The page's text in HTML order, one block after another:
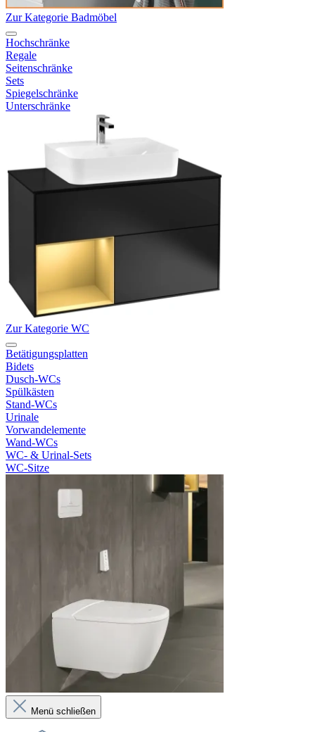
Zur Kategorie Badmöbel
Hochschränke
Regale
Seitenschränke
Sets
Spiegelschränke
Unterschränke
Zur Kategorie WC
Betätigungsplatten
Bidets
Dusch-WCs
Spülkästen
Stand-WCs
Urinale
Vorwandelemente
Wand-WCs
WC- & Urinal-Sets
WC-Sitze
Menü schließen